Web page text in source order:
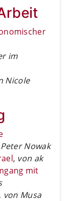
im
Nicole
Nowak
, von ak
mit
, von Musa